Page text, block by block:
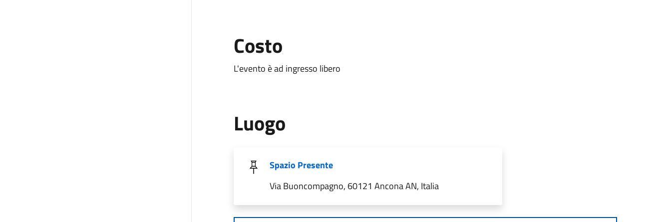
Costo
L'evento è ad ingresso libero
Luogo
Spazio Presente
Via Buoncompagno, 60121 Ancona AN, Italia